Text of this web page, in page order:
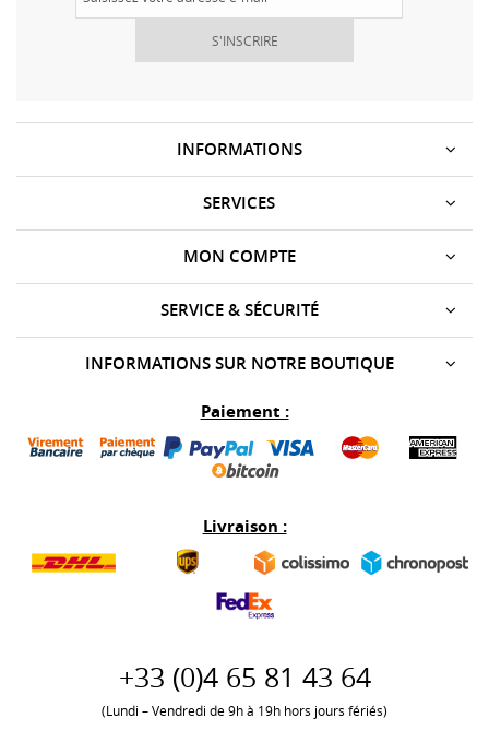
S'INSCRIRE
INFORMATIONS
SERVICES
SERVICE & SÉCURITÉ
MON COMPTE
INFORMATIONS SUR NOTRE BOUTIQUE
Paiement :
Livraison :
+33 (0)4 65 81 43 64
(Lundi – Vendredi de 9h à 19h hors jours fériés)